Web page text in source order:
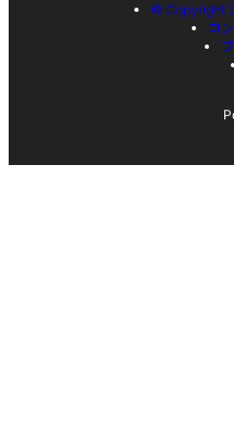
© Copyright
コ